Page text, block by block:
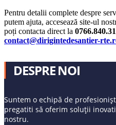
Pentru detalii complete despre
putem ajuta, accesează site-ul
poți contacta direct la
contact@dirigintedesantier-
DESPRE NOI
Suntem o echipă de
pregatiti să oferim soluții
nostru.